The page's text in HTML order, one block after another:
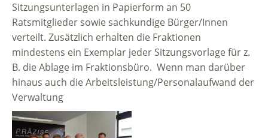
Sitzungsunterlagen in Papierform an 50
Ratsmitglieder sowie sachkundige Bürger/Innen
verteilt. Zusätzlich erhalten die Fraktionen
mindestens ein Exemplar jeder Sitzungsvorlage für z.
B. die Ablage im Fraktionsbüro. Wenn man darüber
hinaus auch die Arbeitsleistung/Personalaufwand der
Verwaltung